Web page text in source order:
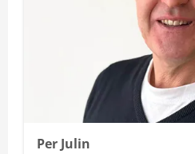
Per Julin